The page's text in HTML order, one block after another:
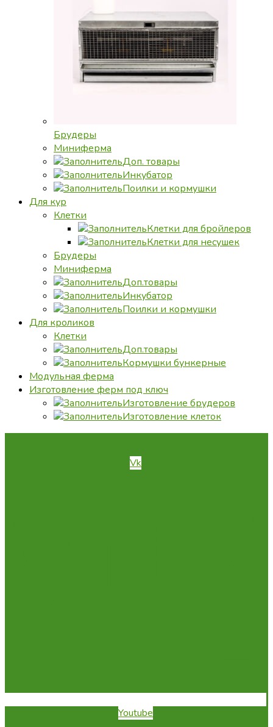
Брудеры
Миниферма
Доп. товары
Инкубатор
Поилки и кормушки
Для кур
Клетки
Клетки для бройлеров
Клетки для несушек
Брудеры
Миниферма
Доп.товары
Инкубатор
Поилки и кормушки
Для кроликов
Клетки
Доп.товары
Кормушки бункерные
Модульная ферма
Изготовление ферм под ключ
Изготовление брудеров
Изготовление клеток
Vk
Youtube